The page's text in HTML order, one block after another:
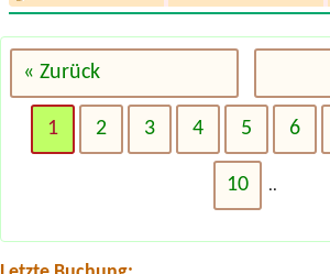
« Zurück
1 2 3 4 5 6
10 ..
Termin ab 2026-07-24 |
Campingplatz der
1x Zeltplatz für 2 Personen
Seecamping Zell am
Termin ab 2026-08-11 |Camping Seewinkl